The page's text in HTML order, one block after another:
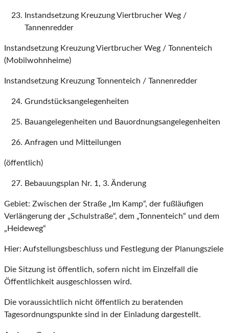
Instandsetzung Kreuzung Viertbrucher Weg /
Tannenredder
Instandsetzung Kreuzung Viertbrucher Weg / Tonnenteich
(Mobilwohnheime)
Instandsetzung Kreuzung Tonnenteich / Tannenredder
Grundstücksangelegenheiten
Bauangelegenheiten und Bauordnungsangelegenheiten
Anfragen und Mitteilungen
(öffentlich)
Bebauungsplan Nr. 1, 3. Änderung
Gebiet: Zwischen der Straße „Im Kamp“, der fußläufigen
Verlängerung der „Schulstraße“, dem „Tonnenteich“ und dem
„Heideweg“
Hier: Aufstellungsbeschluss und Festlegung der Planungsziele
Die Sitzung ist öffentlich, sofern nicht im Einzelfall die
Öffentlichkeit ausgeschlossen wird.
Die voraussichtlich nicht öffentlich zu beratenden
Tagesordnungspunkte sind in der Einladung dargestellt.